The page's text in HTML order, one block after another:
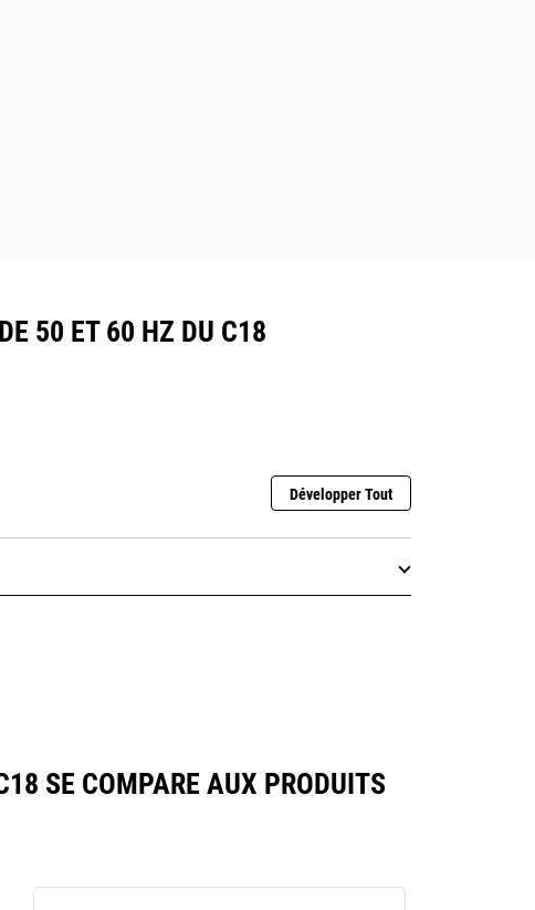
50 ET 60 HZ DU C18
Développer Tout
SE COMPARE AUX PRODUITS